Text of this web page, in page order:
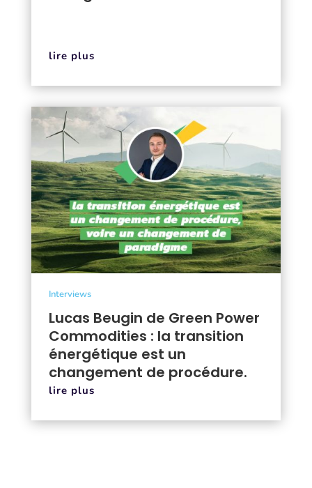
lire plus
Lucas Beugin de Green Power
Commodities : la transition
énergétique est un
changement de procédure.
Interviews
lire plus